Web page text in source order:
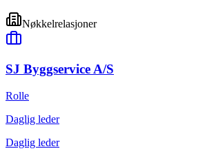
Nøkkelrelasjoner
SJ Byggservice A/S
Rolle
Daglig leder
Daglig leder